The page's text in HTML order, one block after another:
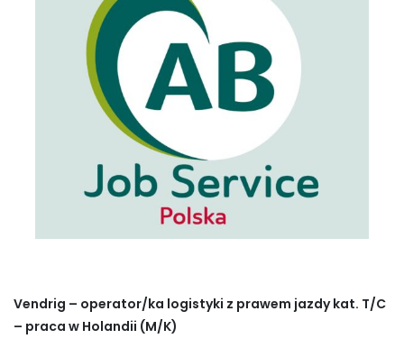
Vendrig – operator/ka logistyki z prawem jazdy kat. T/C
– praca w Holandii (M/K)